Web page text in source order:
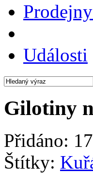
Události
Gilotiny
Přidáno:
Štítky: